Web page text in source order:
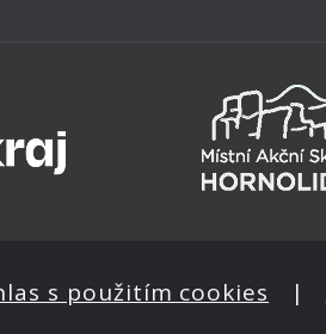
s použitím cookies |